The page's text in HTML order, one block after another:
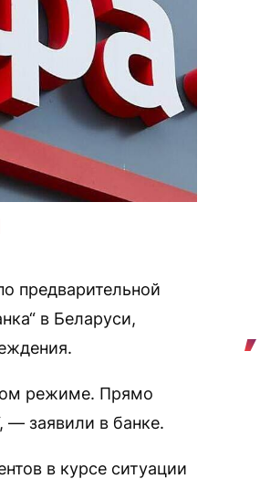
предварительной
в Беларуси,
режиме. Прямо
— заявили в банке.
в курсе ситуации